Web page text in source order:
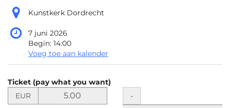
Kunstkerk Dordrecht
7 juni 2026
Begin: 14:00
Voeg toe aan kalender
Niet-
Ticket (pay what you want)
Stel
de
EUR Hoeveelheid
-